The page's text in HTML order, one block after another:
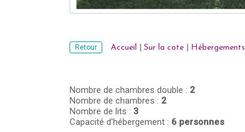
Retour Accueil Sur la cote Hébergements
Nombre de chambres double : 2
Nombre de chambres : 2
Nombre de lits : 3
Capacité d'hébergement : 6 personnes